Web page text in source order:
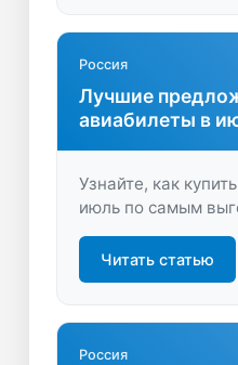
Россия
Лучшие
авиабилеты в
Узнайте, как
июль по самым
Сравнивайте
перелётах и
переплат. Быстрый
Читать статью
Россия